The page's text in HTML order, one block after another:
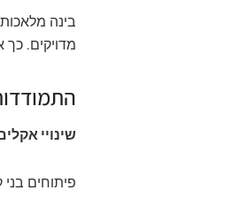
בינה
מדויקים.
שינויי
פיתוחים